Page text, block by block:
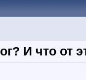
И что от